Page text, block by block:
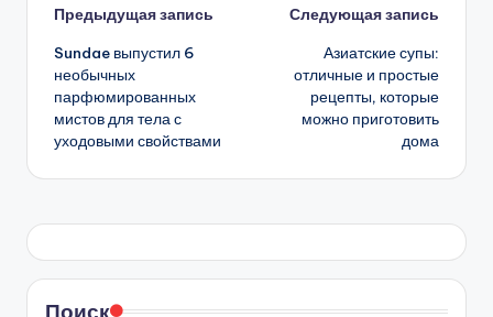
Навигация
записи
Предыдущая запись
Sundae выпустил 6
необычных
парфюмированных
мистов для тела с
уходовыми свойствами
Следующая запись
Азиатские супы:
отличные и простые
рецепты, которые
можно приготовить
дома
Поиск